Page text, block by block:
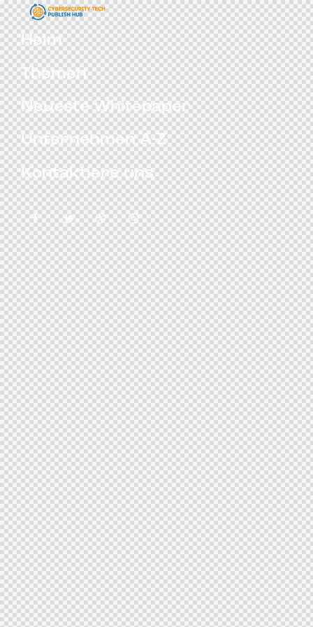
Heim
Themen
Neueste Whitepaper
Unternehmen A-Z
Kontaktiere uns